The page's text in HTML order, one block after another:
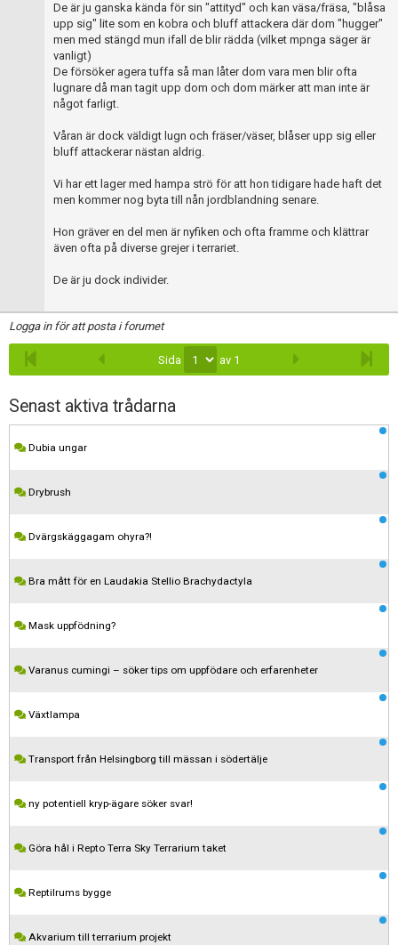
De är ju ganska kända för sin "attityd" och kan väsa/fräsa, "blåsa
upp sig" lite som en kobra och bluff attackera där dom "hugger"
men med stängd mun ifall de blir rädda (vilket mpnga säger är
vanligt)
De försöker agera tuffa så man låter dom vara men blir ofta
lugnare då man tagit upp dom och dom märker att man inte är
något farligt.
Våran är dock väldigt lugn och fräser/väser, blåser upp sig eller
bluff attackerar nästan aldrig.
Vi har ett lager med hampa strö för att hon tidigare hade haft det
men kommer nog byta till nån jordblandning senare.
Hon gräver en del men är nyfiken och ofta framme och klättrar
även ofta på diverse grejer i terrariet.
De är ju dock individer.
Logga in för att posta i forumet
Sida av 1
Senast aktiva trådarna
Dubia ungar
Drybrush
Dvärgskäggagam ohyra?!
Bra mått för en Laudakia Stellio Brachydactyla
Mask uppfödning?
Varanus cumingi – söker tips om uppfödare och erfarenheter
Växtlampa
Transport från Helsingborg till mässan i södertälje
ny potentiell kryp-ägare söker svar!
Göra hål i Repto Terra Sky Terrarium taket
Reptilrums bygge
Akvarium till terrarium projekt